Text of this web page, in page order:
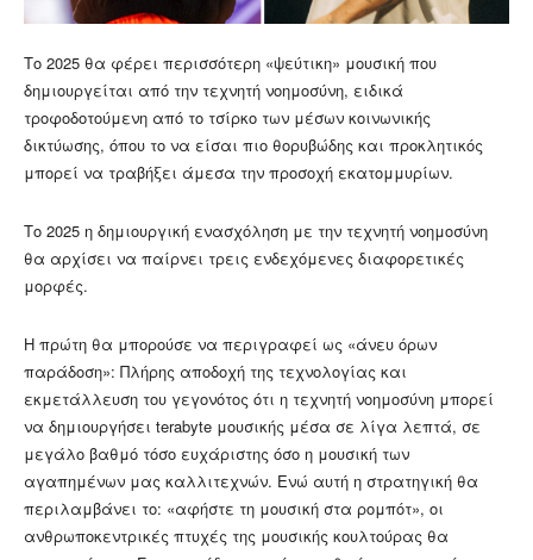
Το 2025 θα φέρει περισσότερη «ψεύτικη» μουσική που
δημιουργείται από την τεχνητή νοημοσύνη, ειδικά
τροφοδοτούμενη από το τσίρκο των μέσων κοινωνικής
δικτύωσης, όπου το να είσαι πιο θορυβώδης και προκλητικός
μπορεί να τραβήξει άμεσα την προσοχή εκατομμυρίων.
Το 2025 η δημιουργική ενασχόληση με την τεχνητή νοημοσύνη
θα αρχίσει να παίρνει τρεις ενδεχόμενες διαφορετικές
μορφές.
Η πρώτη θα μπορούσε να περιγραφεί ως «άνευ όρων
παράδοση»: Πλήρης αποδοχή της τεχνολογίας και
εκμετάλλευση του γεγονότος ότι η τεχνητή νοημοσύνη μπορεί
να δημιουργήσει terabyte μουσικής μέσα σε λίγα λεπτά, σε
μεγάλο βαθμό τόσο ευχάριστης όσο η μουσική των
αγαπημένων μας καλλιτεχνών. Ενώ αυτή η στρατηγική θα
περιλαμβάνει το: «αφήστε τη μουσική στα ρομπότ», οι
ανθρωποκεντρικές πτυχές της μουσικής κουλτούρας θα